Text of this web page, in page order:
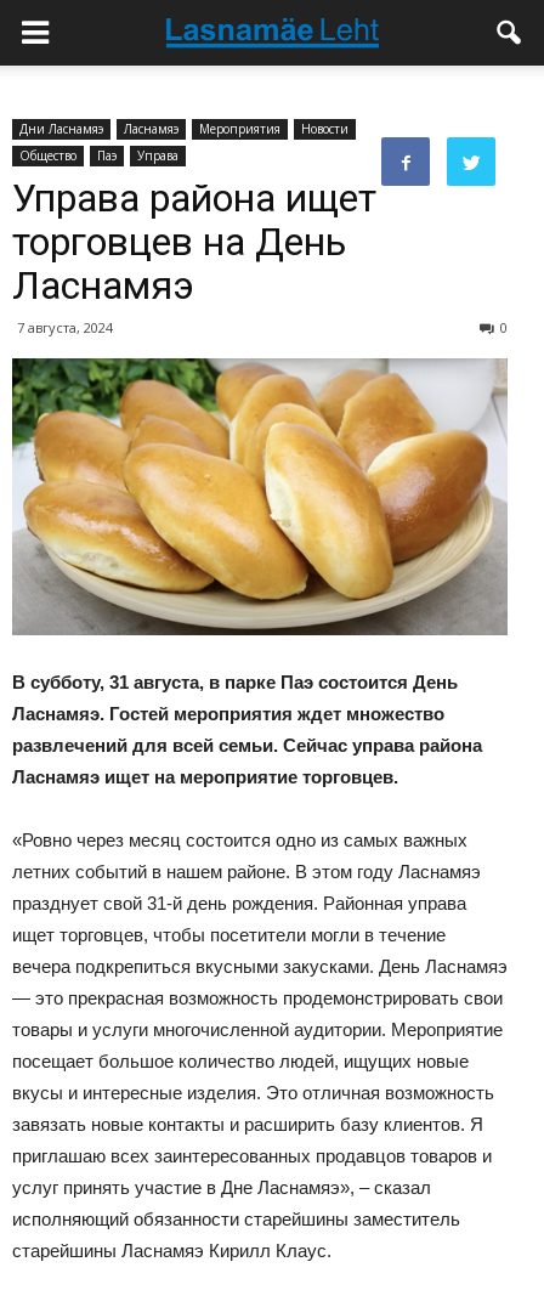
Дни Ласнамяэ Ласнамяэ Мероприятия
Новости
Общество
Паэ Управа
Управа района ищет
торговцев на День
Ласнамяэ
7 августа, 2024 0
В субботу, 31 августа, в парке Паэ состоится День
Ласнамяэ. Гостей мероприятия ждет множество
развлечений для всей семьи. Сейчас управа района
Ласнамяэ ищет на мероприятие торговцев.
«Ровно через месяц состоится одно из самых важных
летних событий в нашем районе. В этом году Ласнамяэ
празднует свой 31-й день рождения. Районная управа
ищет торговцев, чтобы посетители могли в течение
вечера подкрепиться вкусными закусками. День Ласнамяэ
— это прекрасная возможность продемонстрировать свои
товары и услуги многочисленной аудитории. Мероприятие
посещает большое количество людей, ищущих новые
вкусы и интересные изделия. Это отличная возможность
завязать новые контакты и расширить базу клиентов. Я
приглашаю всех заинтересованных продавцов товаров и
услуг принять участие в Дне Ласнамяэ», – сказал
исполняющий обязанности старейшины заместитель
старейшины Ласнамяэ Кирилл Клаус.